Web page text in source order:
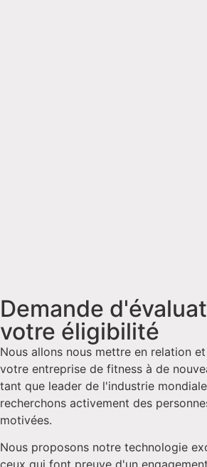
Demande
votre éligibilité
Nous allons nous mettre en relation
votre entreprise de fitness à de
tant que leader de l'industrie
recherchons activement des
motivées.
Nous proposons notre technologie